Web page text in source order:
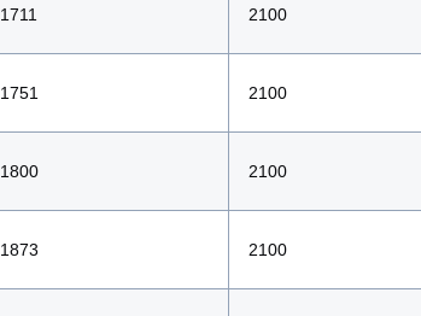
1711 2100
1751 2100
1800 2100
1873 2100